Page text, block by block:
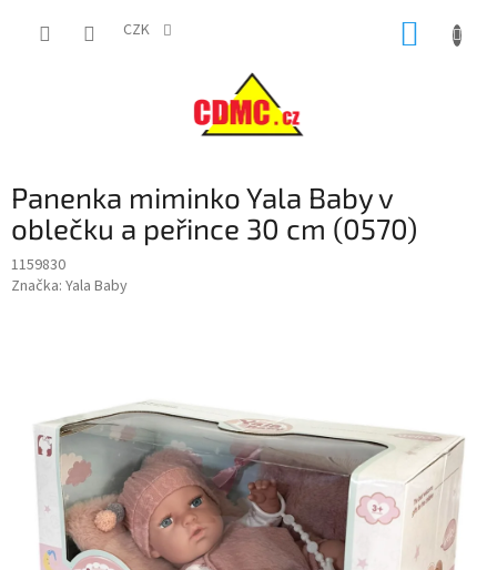
CZK
Panenka miminko Yala Baby v
oblečku a peřince 30 cm (0570)
1159830
Značka: Yala Baby